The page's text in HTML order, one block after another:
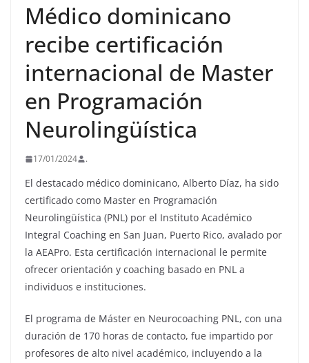
Médico dominicano
recibe certificación
internacional de Master
en Programación
Neurolingüística
17/01/2024 .
El destacado médico dominicano, Alberto Díaz, ha sido
certificado como Master en Programación
Neurolingüística (PNL) por el Instituto Académico
Integral Coaching en San Juan, Puerto Rico, avalado por
la AEAPro. Esta certificación internacional le permite
ofrecer orientación y coaching basado en PNL a
individuos e instituciones.
El programa de Máster en Neurocoaching PNL, con una
duración de 170 horas de contacto, fue impartido por
profesores de alto nivel académico, incluyendo a la